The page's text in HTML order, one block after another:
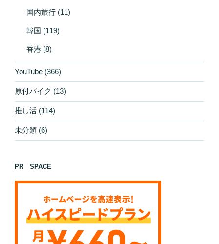
国内旅行 (11)
韓国 (119)
香港 (8)
YouTube (366)
原付バイク (13)
推し活 (114)
未分類 (6)
PR SPACE